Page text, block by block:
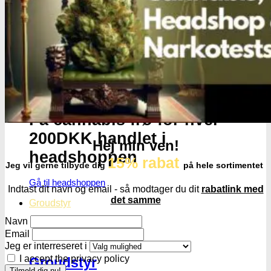
Få cannabis frø for hver
200DKK handlet i
headshoppen
Gå til headshoppen
Groudstyr
Groudstyr
Hej min ven!
Jeg vil gerne tilbyde dig 15% rabat på hele sortimentet
Indtast dit navn og email - så modtager du dit rabatlink med
det samme
Navn
Email
Jeg er interreseret i
I accept the privacy policy